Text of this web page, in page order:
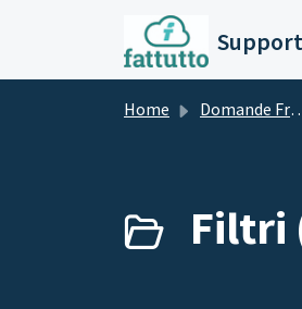
Salta al contenuto
Home Domande Frequenti (FAQ)
Filtri